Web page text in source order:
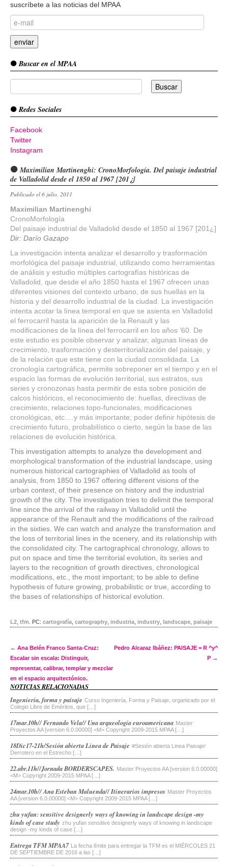
suscríbete a las noticias del MPAA
Buscar en el MPAA
Redes Sociales
Facebook
Twitter
Instagram
Maximilian Martinenghi: CronoMorfología. Del paisaje industrial
de Valladolid desde el 1850 al 1967 [201¿]
Publicado el 6 julio, 2011
Maximilian Martinenghi
CronoMorfología
Del paisaje industrial de Valladolid desde el 1850 al 1967 [201¿]
Dir: Darío Gazapo
La investigación intenta analizar el desarrollo y trasformación
morfológica del paisaje industrial, utilizando como herramientas
de análisis y estudio múltiples cartografías históricas de
Valladolid, que desde el año 1850 hasta el 1967 ofrecen unas
diferentes visiones del contexto urbano, de sus huellas en la
historia y del desarrollo industrial de la ciudad. La investigación
intenta acotar la línea temporal en que se asienta en Valladolid
el ferrocarril hasta la aparición de la Renault y las
modificaciones de la línea del ferrocarril en los años ‘60. De
este estudio es posible observar y analizar, algunas líneas de
crecimiento, trasformación y desterritorialización del paisaje, y
de la relación que este tiene con la ciudad consolidada. La
cronología cartográfica, permite sobreponer en el tiempo y en el
espacio las formas de evolución territorial, sus estratos, sus
series y cronozonas hasta permitir de esta sobre posición de
calcos históricos, el reconocimiento de: huellas, directivas de
crecimiento, relaciones topo-funcionales, modificaciones
cronológicas, etc.…y más importante; poder definir hipótesis de
crecimiento futuro, probabilístico o cierto, según la base de las
relaciones de evolución histórica.
This investigation attempts to analyze the development and
morphological transformation of the industrial landscape, using
numerous historical cartographies of Valladolid as tools of
analysis, from 1850 to 1967 offering different visions of the
urban context, of their presence on history and the industrial
growth of the city. The investigation tries to delimit the temporal
line since the arrival of the railway in Valladolid until the
appearance of the Renault and the modifications of the railroad
in the sixties. We can watch and analyze the transformation and
the loss of territorial lines in the scenery, and its relationship with
the consolidated city. The cartographical chronology, allows to
put on space and time the territorial evolution, its series and
layers to the recognition of growth directives, chronological
modifications, etc., the most important; to be able to define
hypothesis of future growing, probabilistic or true, according to
the bases of relationships of historical evolution.
L2 tfm PC: cartografía cartography industria industry landscape paisaje
Post navigation
← Ana Belén Franco Santa-Cruz:
Escalar sin escala: Distinguir,
representar, calibrar, templar y mezclar
en el espacio arquitectónico.
Pedro Alcaraz Ibáñez: PAISAJE = R ^y^
P →
NOTICIAS RELACIONADAS
Ingeniería, forma y paisaje Curso Ingeniería, Forma y Paisaje, organizado por el
Colegio Libre de Eméritos, que […]
17mar.10h// Fernando Vela// Una arqueología euroamericana Master
Proyectos AA [version 6.0.00000] <M> Copyright 2009-2015 MPAA […]
18Dic17-21h/Sesión abierta Linea de Paisaje #Sesión abierta Linea Paisaje/
Derrotero en el Estrecho […]
22.abr.11h//Jornada BORDERSCAPES. Master Proyectos AA [version 6.0.00000]
<M> Copyright 2009-2015 MPAA […]
24mar.10h// Ana Esteban Maluenda// Itinerarios impresos Master Proyectos
AA [version 6.0.00000] <M> Copyright 2009-2015 MPAA […]
zhu yufan: sensitive designerly ways of knowing in landscape design -my
kinds of case study zhu yufan sensitive designerly ways of knowing in landscape
design -my kinds of case […]
Entrega TFM MPAA7 La fecha límite para entregar la TFM es el MIÉRCOLES 21
DE SEPTIEMBRE DE 2016 a las […]